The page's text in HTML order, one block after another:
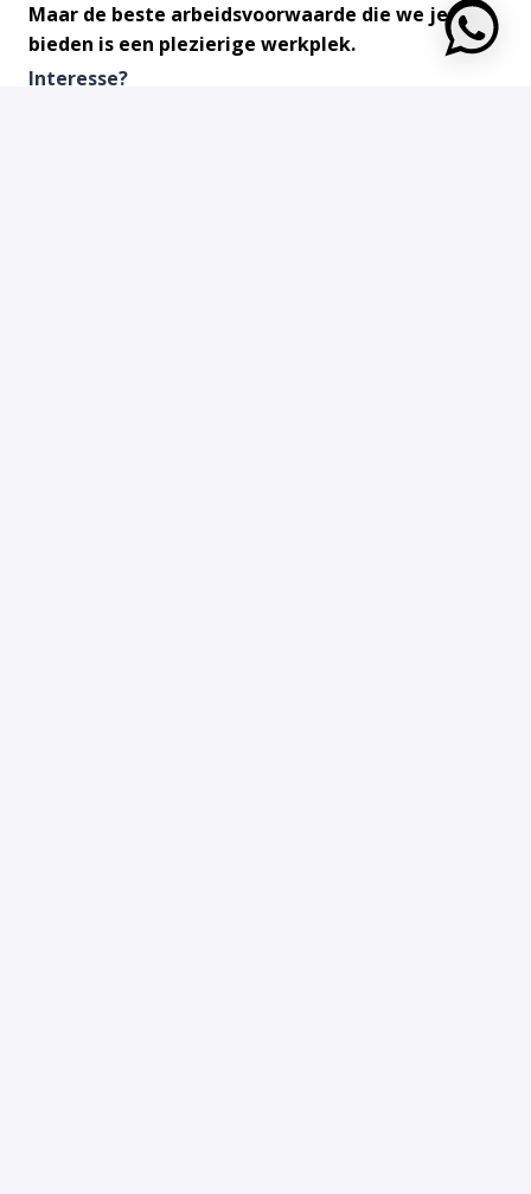
Maar de beste arbeidsvoorwaarde die we je
bieden is een plezierige werkplek.
Interesse?